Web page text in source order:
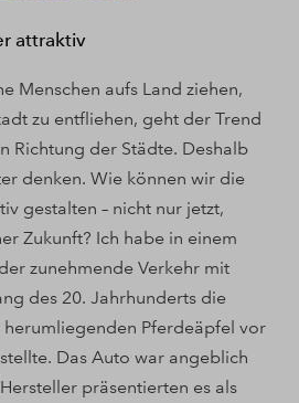
attraktiv
Menschen aufs Land ziehen,
zu entfliehen, geht der Trend
Richtung der Städte. Deshalb
denken. Wie können wir die
gestalten – nicht nur jetzt,
Zukunft? Ich habe in einem
zunehmende Verkehr mit
des 20. Jahrhunderts die
Pferdeäpfel vor
Das Auto war angeblich
präsentierten es als